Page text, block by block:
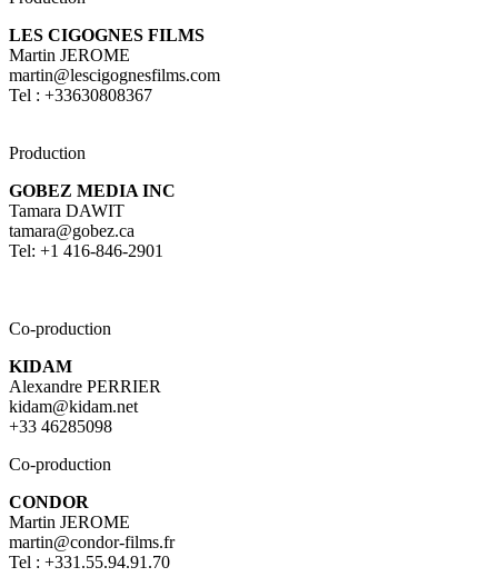
LES CIGOGNES FILMS
Martin JEROME
martin@lescigognesfilms.com
Tel : +33630808367
Production
GOBEZ MEDIA INC
Tamara DAWIT
tamara@gobez.ca
Tel: +1 416-846-2901
Co-production
KIDAM
Alexandre PERRIER
kidam@kidam.net
+33 46285098
Co-production
CONDOR
Martin JEROME
martin@condor-films.fr
Tel : +331.55.94.91.70